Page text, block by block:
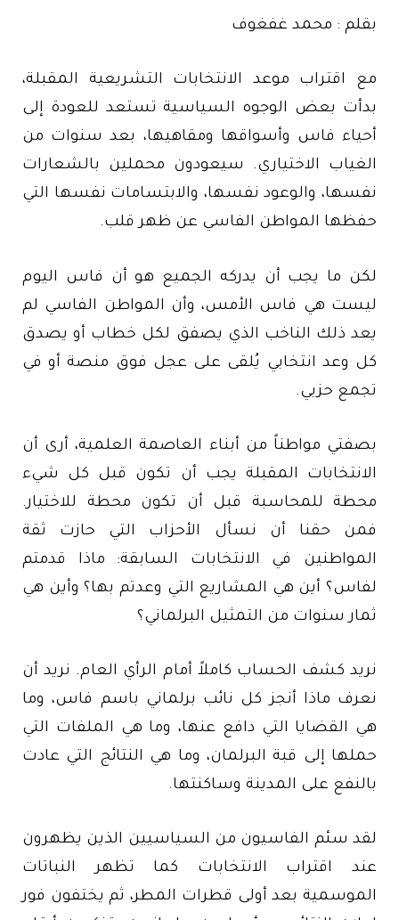
بقلم : محمد غفغوف
مع اقتراب موعد الانتخابات التشريعية المقبلة،
بدأت بعض الوجوه السياسية تستعد للعودة إلى
أحياء فاس وأسواقها ومقاهيها، بعد سنوات من
الغياب الاختياري. سيعودون محملين بالشعارات
نفسها، والوعود نفسها، والابتسامات نفسها التي
حفظها المواطن الفاسي عن ظهر قلب.
لكن ما يجب أن يدركه الجميع هو أن فاس اليوم
ليست هي فاس الأمس، وأن المواطن الفاسي لم
يعد ذلك الناخب الذي يصفق لكل خطاب أو يصدق
كل وعد انتخابي يُلقى على عجل فوق منصة أو في
تجمع حزبي.
بصفتي مواطناً من أبناء العاصمة العلمية، أرى أن
الانتخابات المقبلة يجب أن تكون قبل كل شيء
محطة للمحاسبة قبل أن تكون محطة للاختيار.
فمن حقنا أن نسأل الأحزاب التي حازت ثقة
المواطنين في الانتخابات السابقة: ماذا قدمتم
لفاس؟ أين هي المشاريع التي وعدتم بها؟ وأين هي
ثمار سنوات من التمثيل البرلماني؟
نريد كشف الحساب كاملاً أمام الرأي العام. نريد أن
نعرف ماذا أنجز كل نائب برلماني باسم فاس، وما
هي القضايا التي دافع عنها، وما هي الملفات التي
حملها إلى قبة البرلمان، وما هي النتائج التي عادت
بالنفع على المدينة وساكنتها.
لقد سئم الفاسيون من السياسيين الذين يظهرون
عند اقتراب الانتخابات كما تظهر النباتات
الموسمية بعد أولى قطرات المطر، ثم يختفون فور